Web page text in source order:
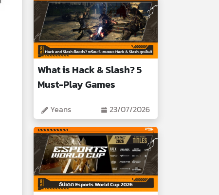
What is Hack & Slash? 5
Must-Play Games
Yeans 23/07/2026